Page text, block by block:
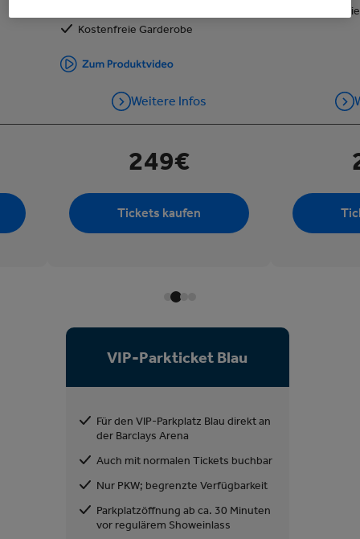
Kostenfreie Garderobe
Weitere Infos
249€
Tickets kaufen
VIP-Parkticket Blau
Für den VIP-Parkplatz Blau direkt an
der Barclays Arena
Auch mit normalen Tickets buchbar
Nur PKW; begrenzte Verfügbarkeit
Parkplatzöffnung ab ca. 30 Minuten
vor regulärem Showeinlass